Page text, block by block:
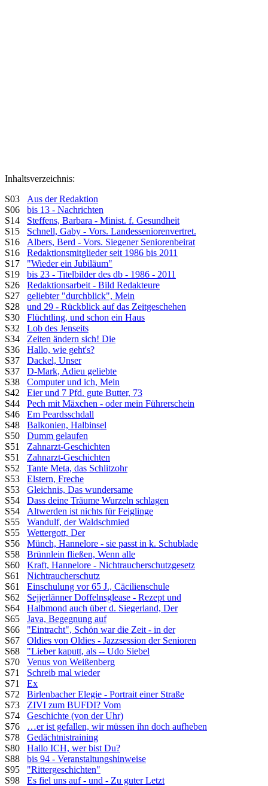
Inhaltsverzeichnis:
S03 Aus der Redaktion
S06 bis 13 - Nachrichten
S14 Steffens, Barbara - Minist. f. Gesundheit
S15 Schnell, Gaby - Vors. Landesseniorenvertret.
S16 Albers, Berd - Vors. Siegener Seniorenbeirat
S16 Redaktionsmitglieder seit 1986 bis 2011
S17 "Wieder ein Jubiläum"
S19 bis 23 - Titelbilder des db - 1986 - 2011
S26 Redaktionsarbeit - Bild Redakteure
S27 geliebter "durchblick", Mein
S28 und 29 - Rückblick auf das Zeitgeschehen
S30 Flüchtling, und schon ein Haus
S32 Lob des Jenseits
S34 Zeiten ändern sich! Die
S36 Hallo, wie geht's?
S37 Dackel, Unser
S37 D-Mark, Adieu geliebte
S38 Computer und ich, Mein
S42 Eier und 7 Pfd. gute Butter, 73
S44 Pech mit Mäxchen - oder mein Führerschein
S46 Em Peardsschdall
S48 Balkonien, Halbinsel
S50 Dumm gelaufen
S51 Zahnarzt-Geschichten
S51 Zahnarzt-Geschichten
S52 Tante Meta, das Schlitzohr
S53 Elstern, Freche
S53 Gleichnis, Das wundersame
S54 Dass deine Träume Wurzeln schlagen
S54 Altwerden ist nichts für Feiglinge
S55 Wandulf, der Waldschmied
S55 Wettergott, Der
S56 Münch, Hannelore - sie passt in k. Schublade
S58 Brünnlein fließen, Wenn alle
S60 Kraft, Hannelore - Nichtraucherschutzgesetz
S61 Nichtraucherschutz
S61 Einschulung vor 65 J., Cäcilienschule
S62 Sejjerlänner Doffelnsglease - Rezept und
S64 Halbmond auch über d. Siegerland, Der
S65 Java, Begegnung auf
S66 "Eintracht", Schön war die Zeit - in der
S67 Oldies von Oldies - Jazzsession der Senioren
S68 "Lieber kaputt, als -- Udo Siebel
S70 Venus von Weißenberg
S71 Schreib mal wieder
S71 Ex
S72 Birlenbacher Elegie - Portrait einer Straße
S73 ZIVI zum BUFDI? Vom
S74 Geschichte (von der Uhr)
S76 …er ist gefallen, wir müssen ihn doch aufheben
S78 Gedächtnistraining
S80 Hallo ICH, wer bist Du?
S88 bis 94 - Veranstaltungshinweise
S95 "Rittergeschichten"
S98 Es fiel uns auf - und - Zu guter Letzt